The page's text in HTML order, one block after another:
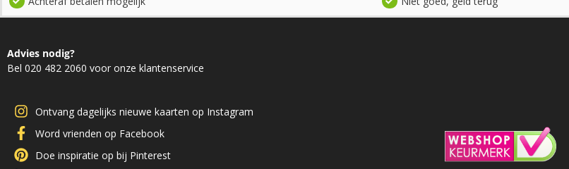
Advies nodig?
Bel 020 482 2060 voor onze klantenservice
Ontvang dagelijks nieuwe kaarten op Instagram
Word vrienden op Facebook
Doe inspiratie op bij Pinterest